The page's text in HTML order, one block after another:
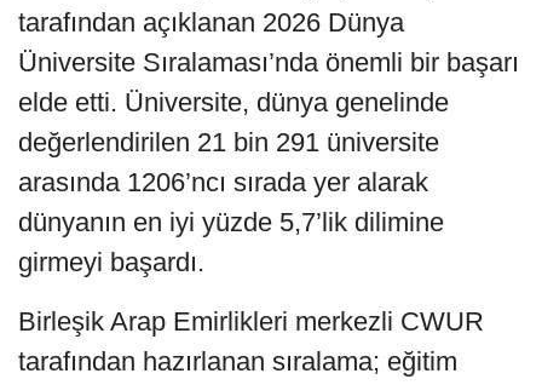
tarafından açıklanan 2026 Dünya
Üniversite Sıralaması’nda önemli bir başarı
elde etti. Üniversite, dünya genelinde
değerlendirilen 21 bin 291 üniversite
arasında 1206’ncı sırada yer alarak
dünyanın en iyi yüzde 5,7’lik dilimine
girmeyi başardı.
Birleşik Arap Emirlikleri merkezli CWUR
tarafından hazırlanan sıralama; eğitim